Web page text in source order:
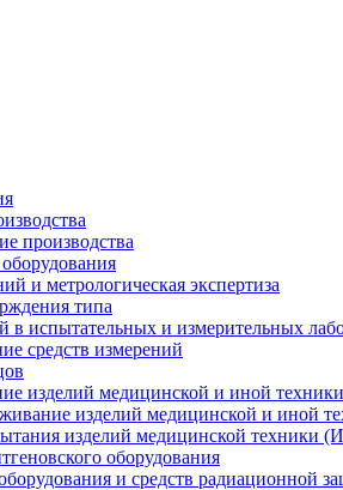
производства
и метрологическая экспертиза
типа
в испытательных и измерительных
средств измерений
изделий медицинской и иной техники
изделий медицинской и иной
изделий медицинской техники
оборудования
и средств радиационной